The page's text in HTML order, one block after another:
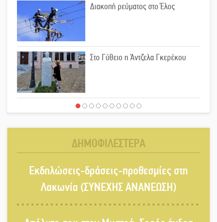
Διακοπή ρεύματος στο Έλος
Στο Γύθειο η Άντζελα Γκερέκου
Νταλίκα έπεσε σε γκρεμό στον
«ξεκλειδώνει» αγορά και
ψυχαγωγία
ΔΗΜΟΦΙΛΕΣΤΕΡΑ
Εκδηλώσεις-δράσεις-προθεσμίες στη
Λακωνία (ΣΥΝΕΧΗΣ ΑΝΑΝΕΩΣΗ)